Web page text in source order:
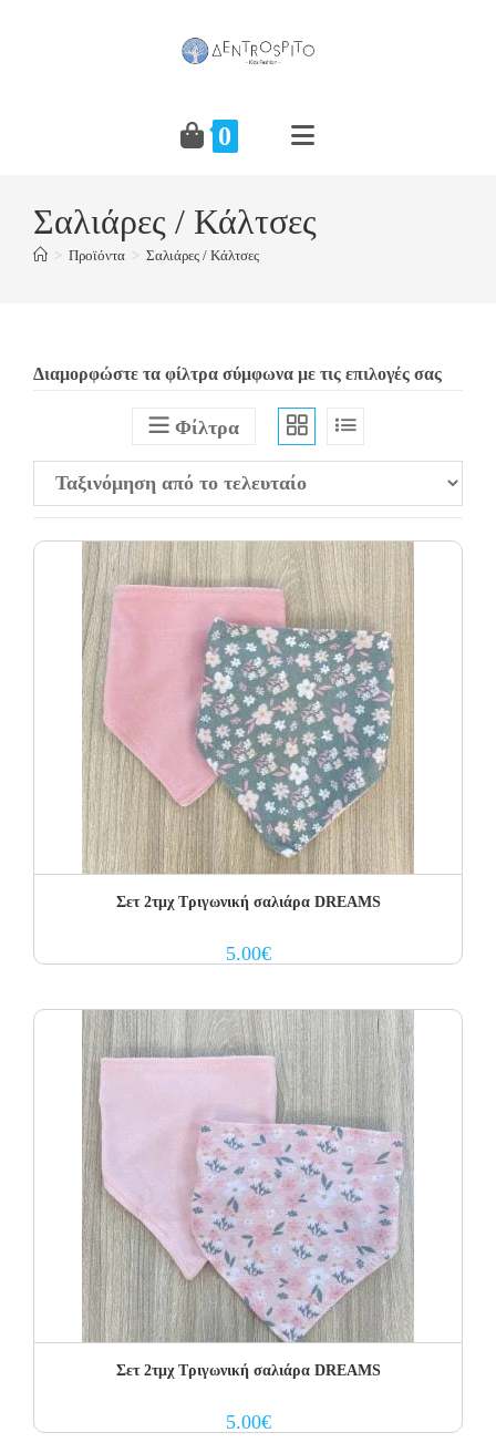
0
Σαλιάρες / Κάλτσες
> Προϊόντα > Σαλιάρες / Κάλτσες
Διαμορφώστε τα φίλτρα σύμφωνα με τις επιλογές σας
Φίλτρα
Σετ 2τμχ Τριγωνική σαλιάρα DREAMS
5.00€
Σετ 2τμχ Τριγωνική σαλιάρα DREAMS
5.00€